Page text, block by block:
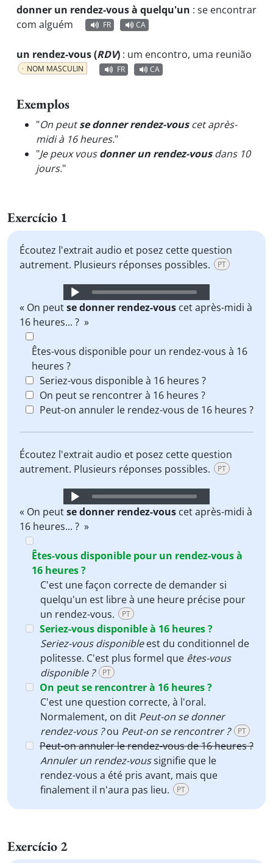
donner un rendez-vous à quelqu'un : se encontrar
com alguém
FR CA
un rendez-vous (RDV) : um encontro, uma reunião
NOM MASCULIN FR CA
Exemplos
"On peutse donner rendez-vouscet après-
midi à 16 heures."
"Je peux vousdonner un rendez-vousdans 10
jours."
Exercício 1
Écoutez l'extrait audio et posez cette question
autrement. Plusieurs réponses possibles.
PT
Audio
Player
« On peutse donner rendez-vous cet après-midi à
16 heures... ? »
Êtes-vous disponible pour un rendez-vous à 16
heures ?
Seriez-vous disponible à 16 heures ?
On peut se rencontrer à 16 heures ?
Peut-on annuler le rendez-vous de 16 heures ?
Écoutez l'extrait audio et posez cette question
autrement. Plusieurs réponses possibles.
PT
Audio
Player
« On peutse donner rendez-vous cet après-midi à
16 heures... ? »
Êtes-vous disponible pour un rendez-vous à
16 heures ?
C'est une façon correcte de demander si
quelqu'un est libre à une heure précise pour
un rendez-vous.
PT
Seriez-vous disponible à 16 heures ?
Seriez-vous disponibleest du conditionnel de
politesse. C'est plus formel que êtes-vous
disponible ?
PT
On peut se rencontrer à 16 heures ?
C'est une question correcte, à l'oral.
Normalement, on dit Peut-on se donner
rendez-vous ?ou Peut-on se rencontrer ? PT
Peut-on annuler le rendez-vous de 16 heures ?
Annuler un rendez-voussignifie que le
rendez-vous a été pris avant, mais que
finalement il n'aura pas lieu.
PT
Exercício 2